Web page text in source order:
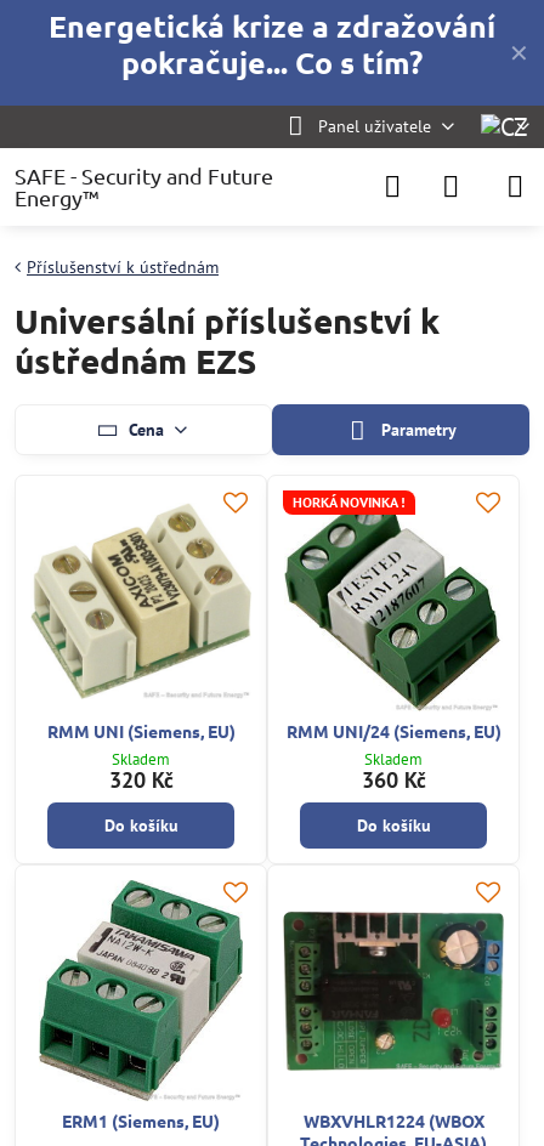
✕
Energetická krize a zdražování
pokračuje... Co s tím?
Panel uživatele
SAFE - Security and Future
Energy™
Příslušenství k ústřednám
Universální příslušenství k
ústřednám EZS
Cena Parametry
RMM UNI (Siemens, EU)
Skladem
320 Kč
Do košíku
HORKÁ NOVINKA !
RMM UNI/24 (Siemens, EU)
Skladem
360 Kč
Do košíku
ERM1 (Siemens, EU)
WBXVHLR1224 (WBOX